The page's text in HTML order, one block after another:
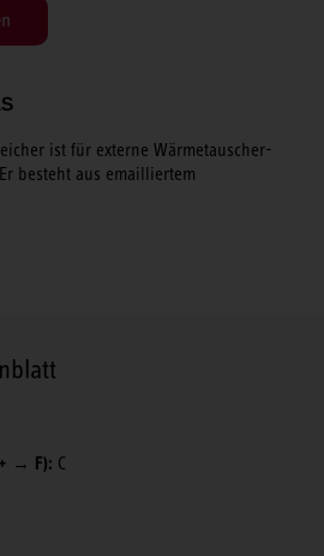
ist für externe Wärmetauscher-
besteht aus emailliertem
→ F): C